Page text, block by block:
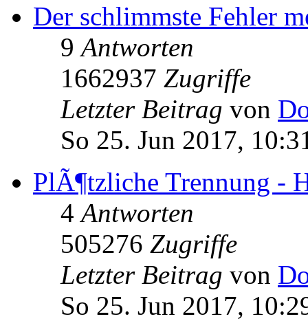
Der schlimmste Fehler
9Antworten
1662937 Zugriffe
Letzter Beitrag von
So 25. Jun 2017,
PlÃ¶tzliche Trennung -
4Antworten
505276 Zugriffe
Letzter Beitrag von
So 25. Jun 2017,